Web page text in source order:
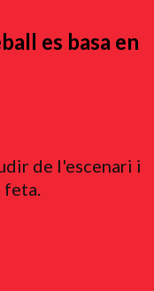
es basa en
de l'escenari i
feta.